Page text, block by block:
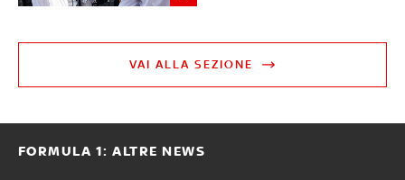
VAI ALLA SEZIONE
FORMULA 1: ALTRE NEWS